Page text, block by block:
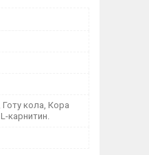
кола, Кора
карнитин.